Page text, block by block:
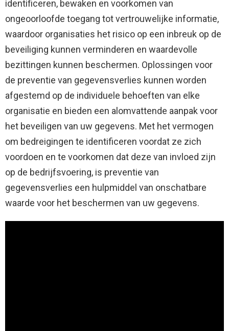
identificeren, bewaken en voorkomen van
ongeoorloofde toegang tot vertrouwelijke informatie,
waardoor organisaties het risico op een inbreuk op de
beveiliging kunnen verminderen en waardevolle
bezittingen kunnen beschermen. Oplossingen voor
de preventie van gegevensverlies kunnen worden
afgestemd op de individuele behoeften van elke
organisatie en bieden een alomvattende aanpak voor
het beveiligen van uw gegevens. Met het vermogen
om bedreigingen te identificeren voordat ze zich
voordoen en te voorkomen dat deze van invloed zijn
op de bedrijfsvoering, is preventie van
gegevensverlies een hulpmiddel van onschatbare
waarde voor het beschermen van uw gegevens.